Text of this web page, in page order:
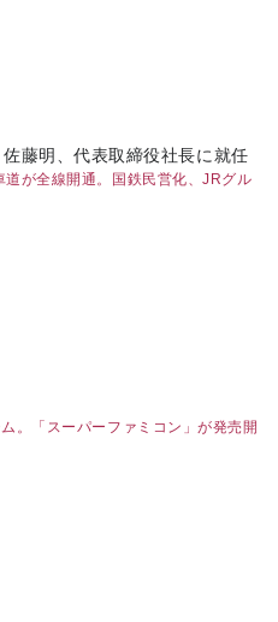
藤明、代表取締役社長に就任
が全線開通。国鉄民営化、JRグル
。「スーパーファミコン」が発売開